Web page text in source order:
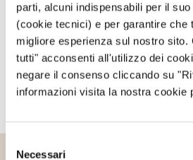
parti, alcuni indispensabili per il
(cookie tecnici) e per garantire che
migliore esperienza sul nostro sito.
tutti" acconsenti all'utilizzo dei
negare il consenso cliccando su
informazioni visita la nostra cookie
delNecessari
Avvertimi via email alla
articolo.